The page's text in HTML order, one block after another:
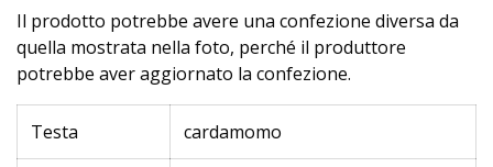
Il prodotto potrebbe avere una confezione diversa da
quella mostrata nella foto, perché il produttore
potrebbe aver aggiornato la confezione.
Testa cardamomo